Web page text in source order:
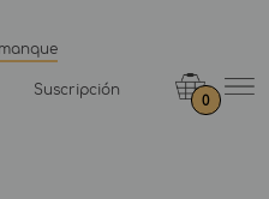
Suscripción
0